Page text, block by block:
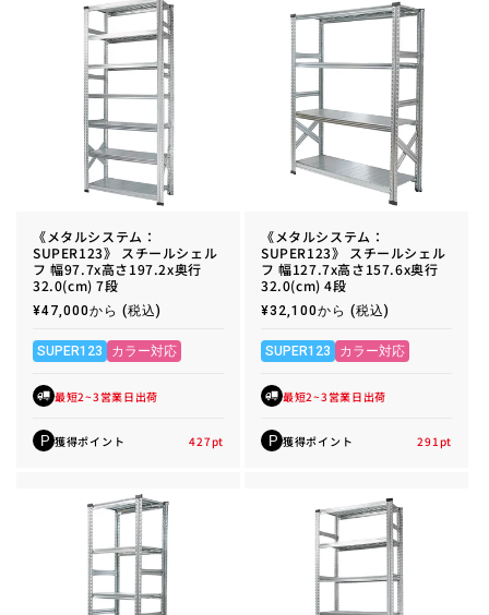
《メタルシステム：
SUPER123》 スチールシェル
フ 幅97.7x高さ197.2x奥行
32.0(cm) 7段
通
価
格
¥47,000から (税込)
SUPER123 カラー対応
最短2~3営業日出荷
P 獲得ポイント 427pt
《メタルシステム：
SUPER123》 スチールシェル
フ 幅127.7x高さ157.6x奥行
32.0(cm) 4段
通
価
格
¥32,100から (税込)
SUPER123 カラー対応
最短2~3営業日出荷
P 獲得ポイント 291 pt